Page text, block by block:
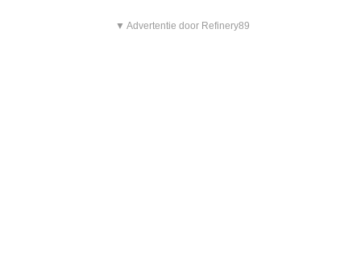
▼ Advertentie door Refinery89